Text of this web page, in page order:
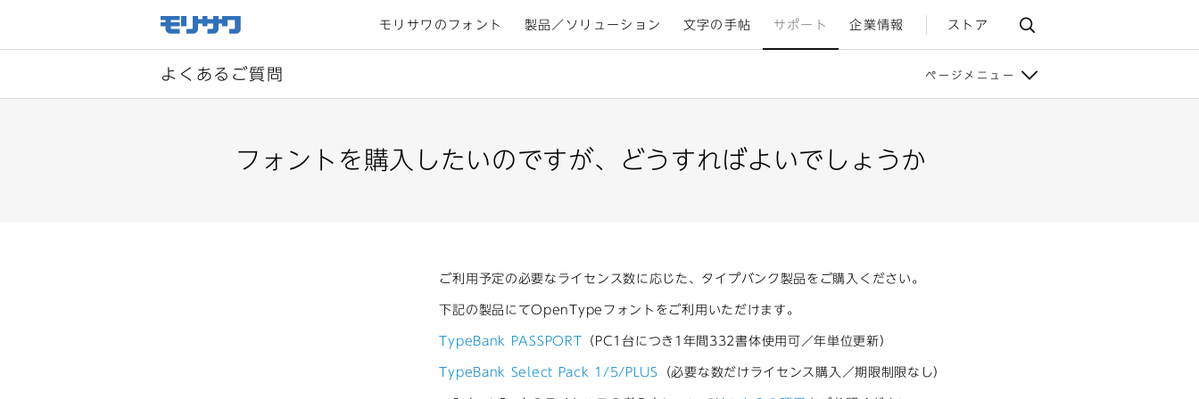
モリサワのフォント 製品／ソリューション 文字の手帖 サポート 企業情報 ストア
よくあるご質問 ページメニュー
フォントを購入したいのですが、どうすればよいでしょうか
ご利用予定の必要なライセンス数に応じた、タイプバンク製品をご購入ください。
下記の製品にてOpenTypeフォントをご利用いただけます。
TypeBank PASSPORT （PC1台につき1年間332書体使用可／年単位更新）
TypeBank Select Pack 1/5/PLUS （必要な数だけライセンス購入／期限制限なし）